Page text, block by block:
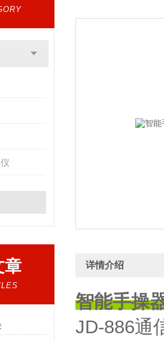
章 详情介绍
智能手操
JD-886通